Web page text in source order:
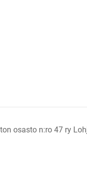
osasto n:ro 47 ry